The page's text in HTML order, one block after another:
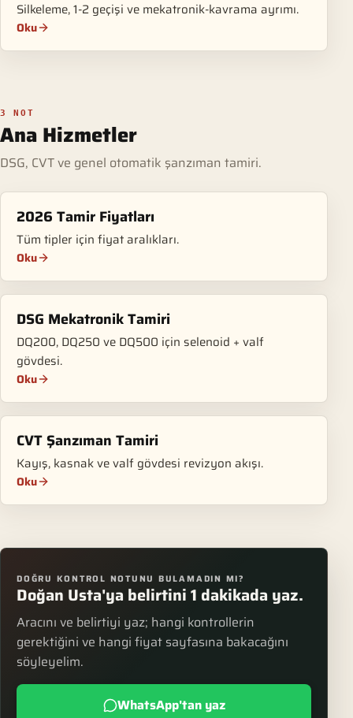
Silkeleme, 1-2 geçişi ve mekatronik-kavrama ayrımı.
Oku
3 NOT
Ana Hizmetler
DSG, CVT ve genel otomatik şanzıman tamiri.
2026 Tamir Fiyatları
Tüm tipler için fiyat aralıkları.
Oku
DSG Mekatronik Tamiri
DQ200, DQ250 ve DQ500 için selenoid + valf
gövdesi.
Oku
CVT Şanzıman Tamiri
Kayış, kasnak ve valf gövdesi revizyon akışı.
Oku
DOĞRU KONTROL NOTUNU BULAMADIN MI?
Doğan Usta'ya belirtini 1 dakikada yaz.
Aracını ve belirtiyi yaz; hangi kontrollerin
gerektiğini ve hangi fiyat sayfasına bakacağını
söyleyelim.
WhatsApp'tan yaz